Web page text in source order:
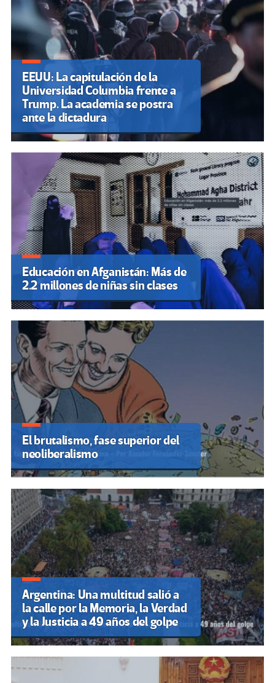
EEUU: La capitulación de la
Universidad Columbia frente a
Trump. La academia se postra
ante la dictadura
Educación en Afganistán: Más de
2.2 millones de niñas sin clases
El brutalismo, fase superior del
neoliberalismo
Argentina: Una multitud salió a
la calle por la Memoria, la Verdad
y la Justicia a 49 años del golpe